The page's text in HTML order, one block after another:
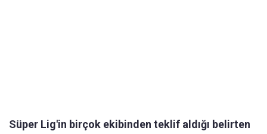
Süper Lig'in birçok ekibinden teklif aldığı belirten